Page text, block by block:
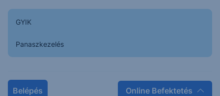
GYIK
Panaszkezelés
Belépés Online Befektetés
Kialakult egy
mely erős bearish tartalommal bír, főleg a jelenleg
alakzat cca.78% valószínűséggel trendfordulót hoz,
a lehetséges elliotti számozással és az